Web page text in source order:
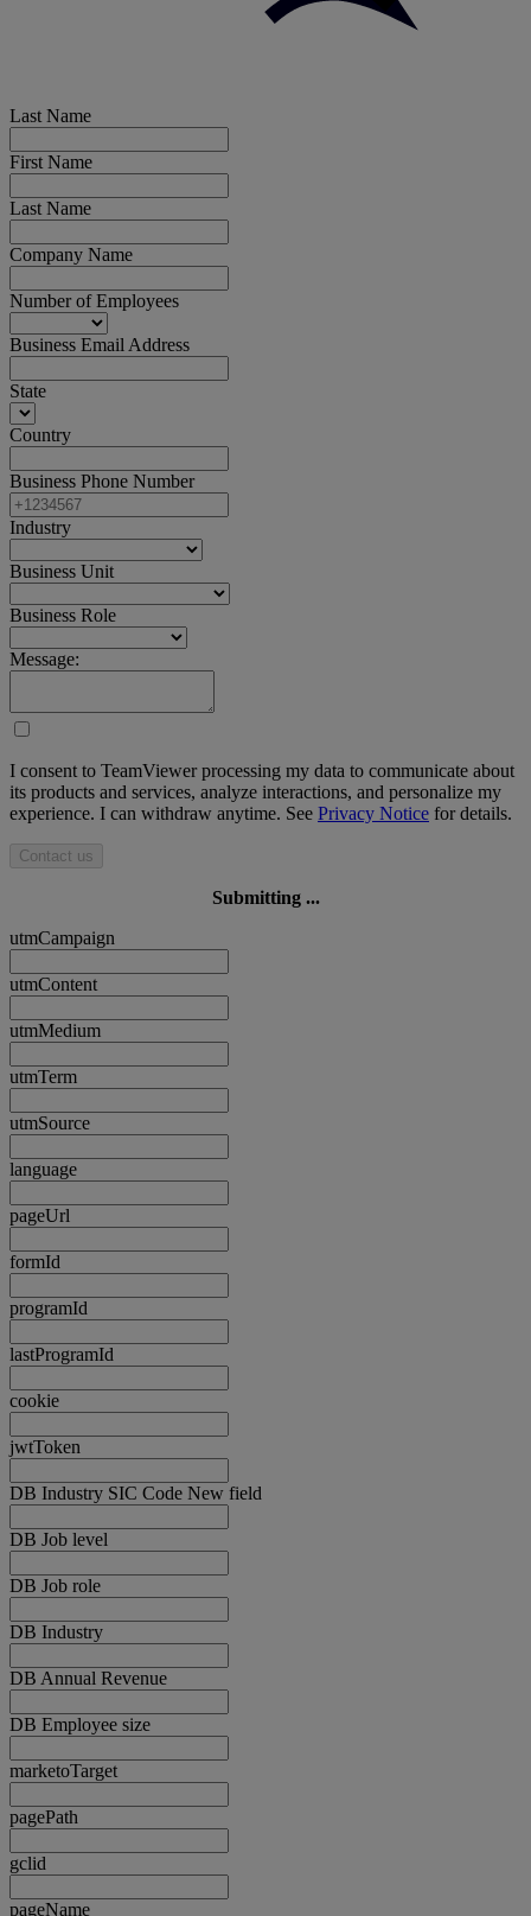
Last Name
First Name
Last Name
Company Name
Number of Employees
Business Email Address
State
Country
Business Phone Number
Industry
Business Unit
Business Role
Message:
I consent to TeamViewer processing my data to communicate about
its products and services, analyze interactions, and personalize my
experience. I can withdraw anytime. See Privacy Notice for details.
Contact us
Submitting ...
utmCampaign
utmContent
utmMedium
utmTerm
utmSource
language
pageUrl
formId
programId
lastProgramId
cookie
jwtToken
DB Industry SIC Code New field
DB Job level
DB Job role
DB Industry
DB Annual Revenue
DB Employee size
marketoTarget
pagePath
gclid
pageName